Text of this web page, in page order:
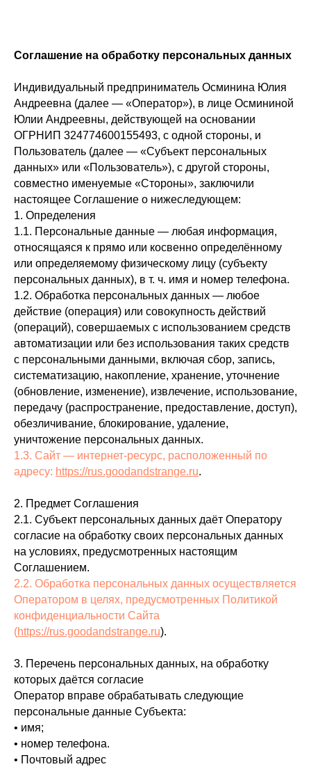
Соглашение на обработку персональных данных
Индивидуальный предприниматель Осминина Юлия
Андреевна (далее — «Оператор»), в лице Осмининой
Юлии Андреевны, действующей на основании
ОГРНИП 324774600155493, с одной стороны, и
Пользователь (далее — «Субъект персональных
данных» или «Пользователь»), с другой стороны,
совместно именуемые «Стороны», заключили
настоящее Соглашение о нижеследующем:
1. Определения
1.1. Персональные данные — любая информация,
относящаяся к прямо или косвенно определённому
или определяемому физическому лицу (субъекту
персональных данных), в т. ч. имя и номер телефона.
1.2. Обработка персональных данных — любое
действие (операция) или совокупность действий
(операций), совершаемых с использованием средств
автоматизации или без использования таких средств
с персональными данными, включая сбор, запись,
систематизацию, накопление, хранение, уточнение
(обновление, изменение), извлечение, использование,
передачу (распространение, предоставление, доступ),
обезличивание, блокирование, удаление,
уничтожение персональных данных.
1.3. Сайт — интернет‑ресурс, расположенный по
адресу: https://rus.goodandstrange.ru.
2. Предмет Соглашения
2.1. Субъект персональных данных даёт Оператору
согласие на обработку своих персональных данных
на условиях, предусмотренных настоящим
Соглашением.
2.2. Обработка персональных данных осуществляется
Оператором в целях, предусмотренных Политикой
конфиденциальности Сайта
(https://rus.goodandstrange.ru).
3. Перечень персональных данных, на обработку
которых даётся согласие
Оператор вправе обрабатывать следующие
персональные данные Субъекта:
• имя;
• номер телефона.
• Почтовый адрес